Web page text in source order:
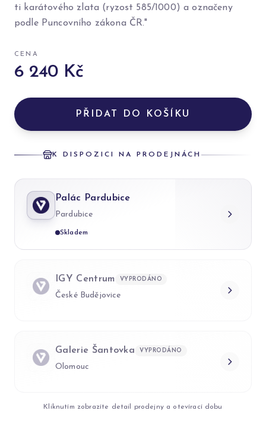
ti karátového zlata (ryzost 585/1000) a označeny
podle Puncovního zákona ČR."
CENA
6 240 Kč
PŘIDAT DO KOŠÍKU
K DISPOZICI NA PRODEJNÁCH
Palác Pardubice
Pardubice
Skladem
IGY Centrum VYPRODÁNO
České Budějovice
Galerie Šantovka VYPRODÁNO
Olomouc
Kliknutím zobrazíte detail prodejny a otevírací dobu